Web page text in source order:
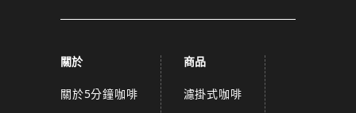
關於
關於5分鐘咖啡
商品
濾掛式咖啡